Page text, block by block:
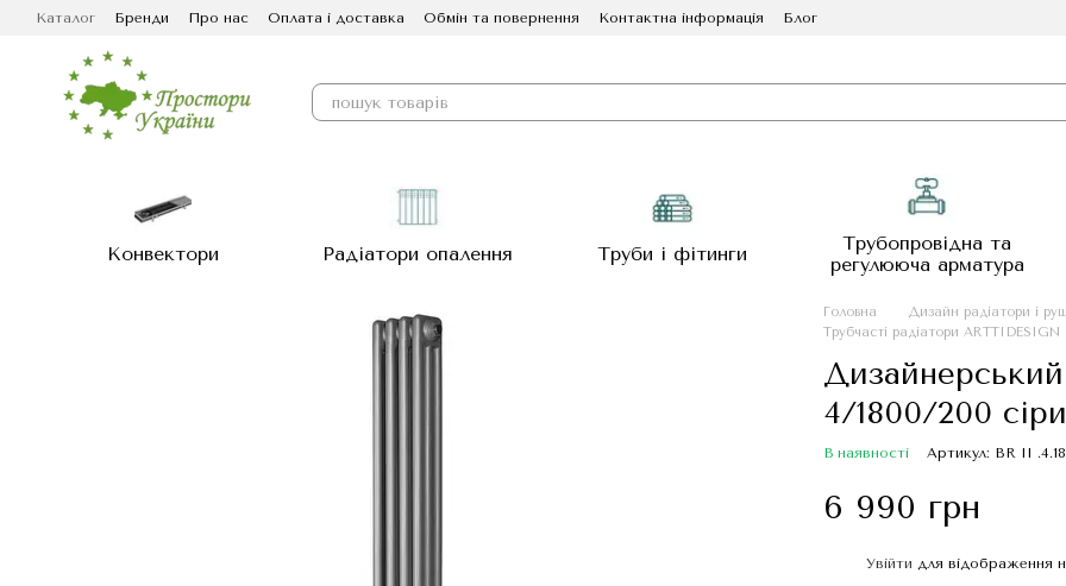
Перейти до основного контенту
Каталог Бренди Про нас Оплата і доставка Обмін та повернення Контактна інформація Блог
Конвектори Радіатори опалення Труби і фітинги
Трубопровідна та
регулююча арматура
Головна Дизайн радіатори і
Трубчасті радіатори ARTTIDESIGN
4/1800/200
В наявності Артикул: BR II
6 990 грн
Увійти для відображення